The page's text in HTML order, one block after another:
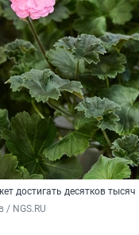
достигать десятков тысяч
/ NGS.RU